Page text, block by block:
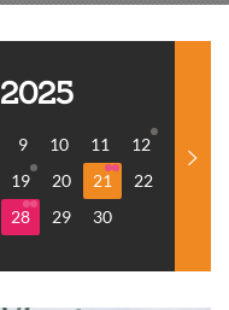
9 10 11
12
19 20 21
22
28 29 30